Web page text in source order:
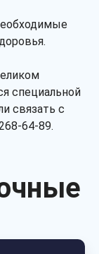
специальной
связать с
64-89.